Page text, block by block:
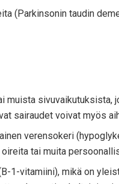
(Parkinsonin taudin
muista sivuvaikutuksista,
sairaudet voivat myös
verensokeri
tai muita
1-vitamiini), mikä on